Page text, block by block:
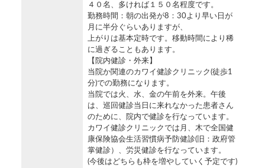
４０名、多ければ１５０名程度です。
勤務時間：朝の出発が8：30より早い日が
月に半分ぐらいありますが、
上がりは基本定時です。移動時間により稀
に過ぎることもあります。
【院内健診・外来】
当院か関連のカワイ健診クリニック(徒歩1
分)での勤務になります。
当院では火、水、金の午前を外来。午後
は、巡回健診当日に来れなかった患者さん
のために、院内で健診を行なっています。
カワイ健診クリニックでは月、木で全国健
康保険協会生活習慣病予防健診(旧：政府管
掌健診）、労災健診を行なっています。
(今後はどちらも枠を増やしていく予定です)